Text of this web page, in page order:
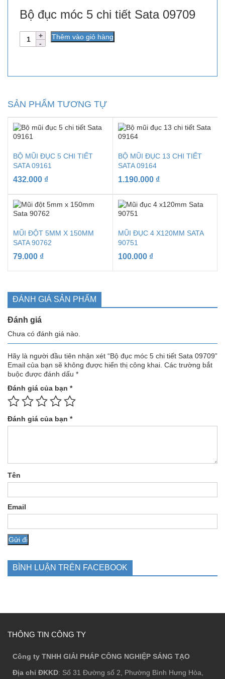
Bộ đục móc 5 chi tiết Sata 09709
Số
lượng
Thêm vào giỏ hàng
SẢN PHẨM TƯƠNG TỰ
BỘ MŨI ĐỤC 5 CHI TIẾT
SATA 09161
432.000 ₫
BỘ MŨI ĐỤC 13 CHI TIẾT
SATA 09164
1.190.000 ₫
MŨI ĐỘT 5MM X 150MM
SATA 90762
79.000 ₫
MŨI ĐỤC 4 X120MM SATA
90751
100.000 ₫
ĐÁNH GIÁ SẢN PHẨM
Đánh giá
Chưa có đánh giá nào.
Hãy là người đầu tiên nhận xét “Bộ đục móc 5 chi tiết Sata 09709”
Email của bạn sẽ không được hiển thị công khai. Các trường bắt
buộc được đánh dấu *
Đánh giá của bạn *
Đánh giá của bạn *
Tên
Email
BÌNH LUẬN TRÊN FACEBOOK
THÔNG TIN CÔNG TY
Công ty TNHH GIẢI PHÁP CÔNG NGHIỆP SÁNG TẠO
Địa chỉ ĐKKD: Số 31 Đường số 2, Phường Bình Hưng Hòa,